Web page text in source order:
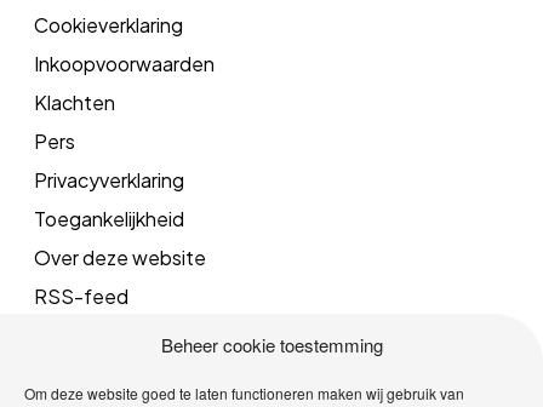
Beheer cookie toestemming
Om deze website goed te laten functioneren maken wij gebruik van
Cookieverklaring
Inkoopvoorwaarden
Klachten
Pers
Privacyverklaring
Toegankelijkheid
Over deze website
RSS-feed
Mail